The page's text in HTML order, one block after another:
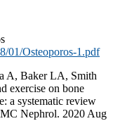
01/Osteoporos-1.pdf
A, Baker LA, Smith
exercise on bone
a systematic review
Nephrol. 2020 Aug